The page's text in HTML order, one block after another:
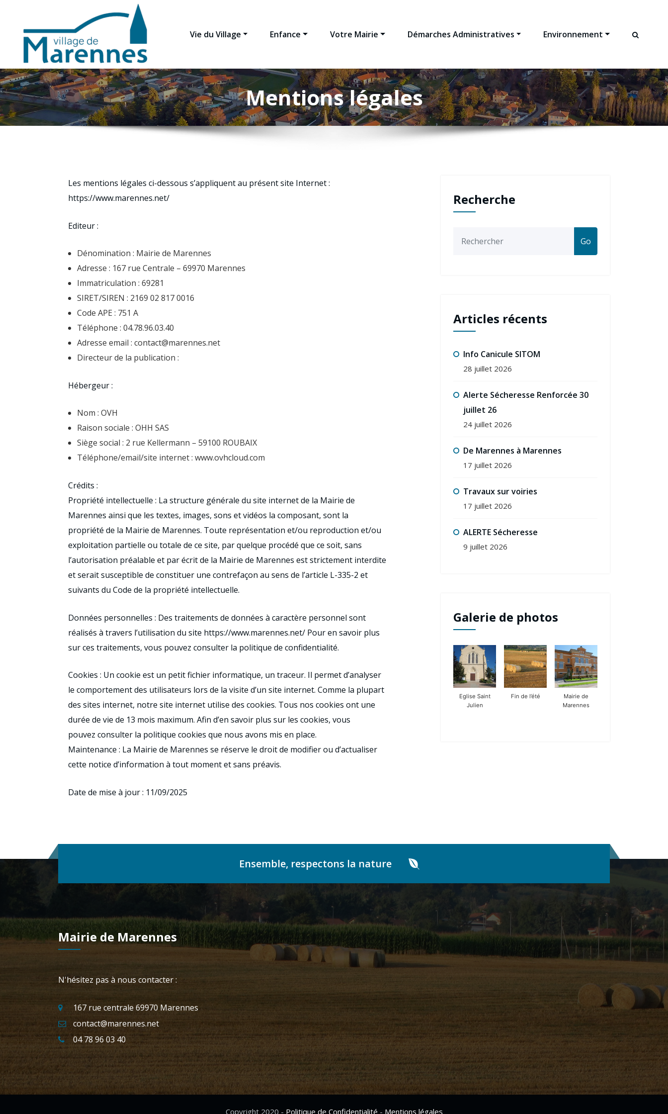
Vie du Village Enfance Votre Mairie Démarches Administratives Environnement
Mentions légales
Les mentions légales ci-dessous s’appliquent au présent site Internet :
https://www.marennes.net/
Editeur :
Dénomination : Mairie de Marennes
Adresse : 167 rue Centrale – 69970 Marennes
Immatriculation : 69281
SIRET/SIREN : 2169 02 817 0016
Code APE : 751 A
Téléphone : 04.78.96.03.40
Adresse email : contact@marennes.net
Directeur de la publication :
Hébergeur :
Nom : OVH
Raison sociale : OHH SAS
Siège social : 2 rue Kellermann – 59100 ROUBAIX
Téléphone/email/site internet : www.ovhcloud.com
Crédits :
Propriété intellectuelle : La structure générale du site internet de la Mairie de
Marennes ainsi que les textes, images, sons et vidéos la composant, sont la
propriété de la Mairie de Marennes. Toute représentation et/ou reproduction et/ou
exploitation partielle ou totale de ce site, par quelque procédé que ce soit, sans
l’autorisation préalable et par écrit de la Mairie de Marennes est strictement interdite
et serait susceptible de constituer une contrefaçon au sens de l’article L-335-2 et
suivants du Code de la propriété intellectuelle.
Données personnelles : Des traitements de données à caractère personnel sont
réalisés à travers l’utilisation du site https://www.marennes.net/ Pour en savoir plus
sur ces traitements, vous pouvez consulter la politique de confidentialité.
Cookies : Un cookie est un petit fichier informatique, un traceur. Il permet d’analyser
le comportement des utilisateurs lors de la visite d’un site internet. Comme la plupart
des sites internet, notre site internet utilise des cookies. Tous nos cookies ont une
durée de vie de 13 mois maximum. Afin d’en savoir plus sur les cookies, vous
pouvez consulter la politique cookies que nous avons mis en place.
Maintenance : La Mairie de Marennes se réserve le droit de modifier ou d’actualiser
cette notice d’information à tout moment et sans préavis.
Date de mise à jour : 11/09/2025
Recherche
Go
Articles récents
Info Canicule SITOM
28 juillet 2026
Alerte Sécheresse Renforcée 30
juillet 26
24 juillet 2026
De Marennes à Marennes
17 juillet 2026
Travaux sur voiries
17 juillet 2026
ALERTE Sécheresse
9 juillet 2026
Galerie de photos
Eglise Saint
Julien
Fin de l’été
Mairie de
Marennes
Ensemble, respectons la nature
Mairie de Marennes
N'hésitez pas à nous contacter :
167 rue centrale 69970 Marennes
contact@marennes.net
04 78 96 03 40
Copyright 2020 - Politique de Confidentialité - Mentions légales